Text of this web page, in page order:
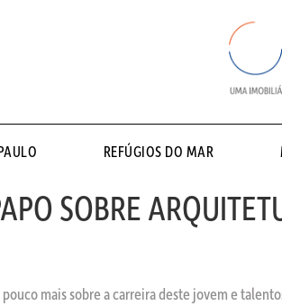
REFÚGIOS DO MAR
SOBRE
mais sobre a carreira deste jovem e